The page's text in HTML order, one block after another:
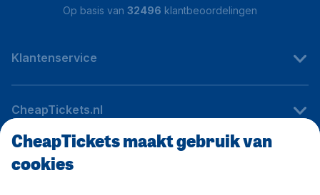
Op basis van 32496 klantbeoordelingen
Klantenservice
CheapTickets.nl
Internationale sites
CheapTickets maakt gebruik van
cookies